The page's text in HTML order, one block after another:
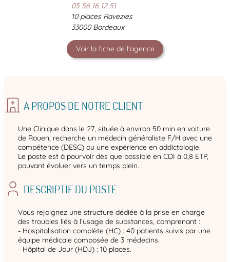
05 56 16 12 51
10 places Ravezies
33000 Bordeaux
Voir la fiche de l'agence
A PROPOS DE NOTRE CLIENT
Une Clinique dans le 27, située à environ 50 min en voiture
de Rouen, recherche un médecin généraliste F/H avec une
compétence (DESC) ou une expérience en addictologie.
Le poste est à pourvoir dès que possible en CDI à 0,8 ETP,
pouvant évoluer vers un temps plein.
DESCRIPTIF DU POSTE
Vous rejoignez une structure dédiée à la prise en charge
des troubles liés à l’usage de substances, comprenant :
- Hospitalisation complète (HC) : 40 patients suivis par une
équipe médicale composée de 3 médecins.
- Hôpital de Jour (HDJ) : 10 places.